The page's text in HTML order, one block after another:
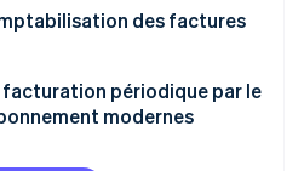
Stripe construit l’infrastructure
de la facture
de relance
des factures
aux principes GoBD
périodique par le
modernes